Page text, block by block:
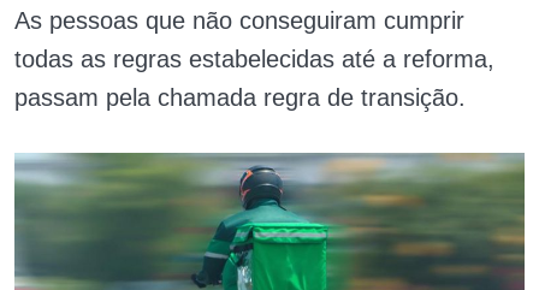
As pessoas que não conseguiram cumprir
todas as regras estabelecidas até a reforma,
passam pela chamada regra de transição.